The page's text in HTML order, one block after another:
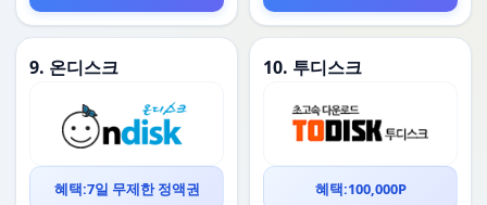
9. 온디스크
혜택:7일 무제한 정액권
10. 투디스크
혜택:100,000P